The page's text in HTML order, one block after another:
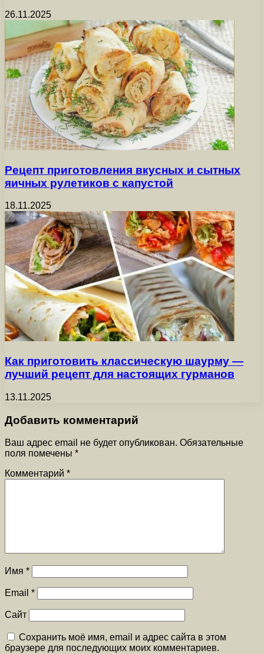
26.11.2025
Рецепт приготовления вкусных и сытных
яичных рулетиков с капустой
18.11.2025
Как приготовить классическую шаурму —
лучший рецепт для настоящих гурманов
13.11.2025
Добавить комментарий
Ваш адрес email не будет опубликован. Обязательные
поля помечены *
Комментарий *
Имя *
Email *
Сайт
Сохранить моё имя, email и адрес сайта в этом
браузере для последующих моих комментариев.